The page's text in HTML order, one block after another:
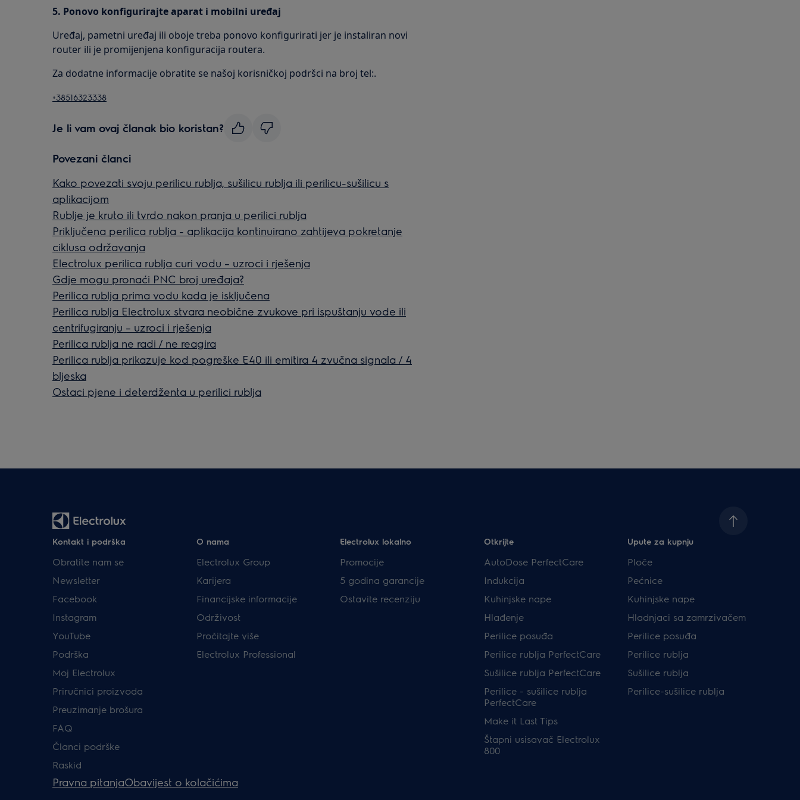
5. Ponovo konfigurirajte aparat i mobilni uređaj
Uređaj, pametni uređaj ili oboje treba ponovo konfigurirati jer je instaliran novi
router ili je promijenjena konfiguracija routera.
Za dodatne informacije obratite se našoj korisničkoj podršci na broj tel:.
+38516323338
Je li vam ovaj članak bio koristan?
Povezani članci
Kako povezati svoju perilicu rublja, sušilicu rublja ili perilicu-sušilicu s
aplikacijom
Rublje je kruto ili tvrdo nakon pranja u perilici rublja
Priključena perilica rublja - aplikacija kontinuirano zahtijeva pokretanje
ciklusa održavanja
Electrolux perilica rublja curi vodu – uzroci i rješenja
Gdje mogu pronaći PNC broj uređaja?
Perilica rublja prima vodu kada je isključena
Perilica rublja Electrolux stvara neobične zvukove pri ispuštanju vode ili
centrifugiranju – uzroci i rješenja
Perilica rublja ne radi / ne reagira
Perilica rublja prikazuje kod pogreške E40 ili emitira 4 zvučna signala / 4
bljeska
Ostaci pjene i deterdženta u perilici rublja
Kontakt i podrška
Obratite nam se
Newsletter
Facebook
Instagram
YouTube
Podrška
Moj Electrolux
Priručnici proizvoda
Preuzimanje brošura
FAQ
Članci podrške
Raskid
O nama
Electrolux Group
Karijera
Financijske informacije
Održivost
Pročitajte više
Electrolux Professional
Electrolux lokalno
Promocije
5 godina garancije
Ostavite recenziju
Otkrijte
AutoDose PerfectCare
Indukcija
Kuhinjske nape
Hlađenje
Perilice posuđa
Perilice rublja PerfectCare
Sušilice rublja PerfectCare
Perilice - sušilice rublja
PerfectCare
Make it Last Tips
Štapni usisavač Electrolux
800
Upute za kupnju
Ploče
Pećnice
Kuhinjske nape
Hladnjaci sa zamrzivačem
Perilice posuđa
Perilice rublja
Sušilice rublja
Perilice-sušilice rublja
Pravna pitanjaObavijest o kolačićima